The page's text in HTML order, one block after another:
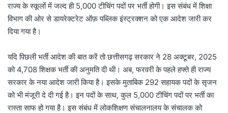
राज्य के स्कूलों में जल्द ही 5,000 टीचिंग पदों पर भर्ती होगी। इस संबंध में शिक्षा
विभाग की ओर से डायरेक्टरेट ऑफ़ पब्लिक इंस्ट्रक्शन को एक आदेश जारी कर
दिया गया है।
यदि पिछली भर्ती आदेश की बात करें तो छत्तीसगढ़ सरकार ने 28 अक्टूबर, 2025
को 4,708 शिक्षक भर्ती की अनुमति दी थी। अब, फरवरी के पहले हफ्ते ही राज्य
सरकार के नया आदेश जारी किया है। इसके मुताबिक 292 सहायक पदों के सृजन
को भी मंजूरी दे दी गई है। इन पदों के साथ, कुल 5,000 टीचिंग पदों पर भर्ती का
रास्ता साफ हो गया है। इस संबंध में लोकशिक्षण संचालनालय के संचालक को